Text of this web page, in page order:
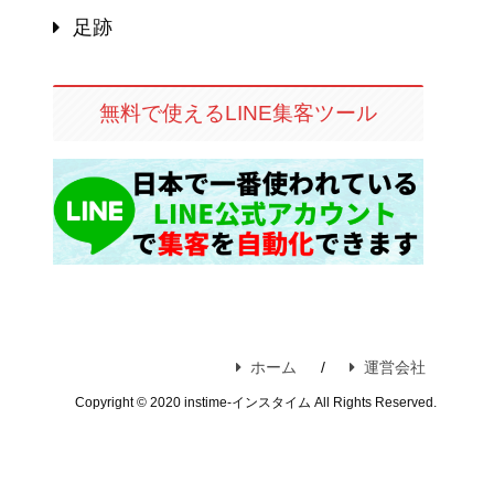
足跡
無料で使えるLINE集客ツール
ホーム 運営会社
Copyright © 2020 instime-インスタイム All Rights Reserved.